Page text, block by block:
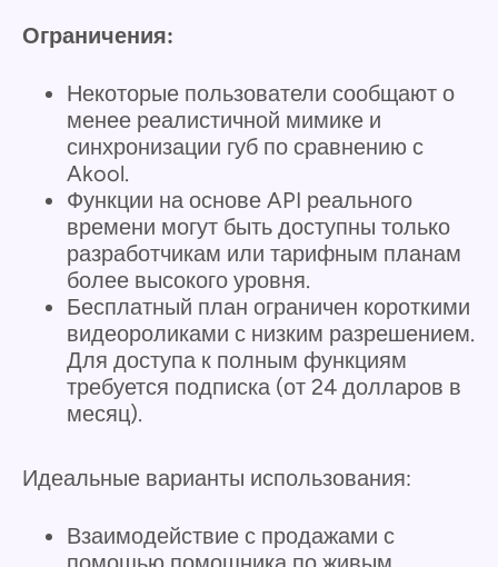
Ограничения:
Некоторые пользователи сообщают о
менее реалистичной мимике и
синхронизации губ по сравнению с
Akool.
Функции на основе API реального
времени могут быть доступны только
разработчикам или тарифным планам
более высокого уровня.
Бесплатный план ограничен короткими
видеороликами с низким разрешением.
Для доступа к полным функциям
требуется подписка (от 24 долларов в
месяц).
Идеальные варианты использования:
Взаимодействие с продажами с